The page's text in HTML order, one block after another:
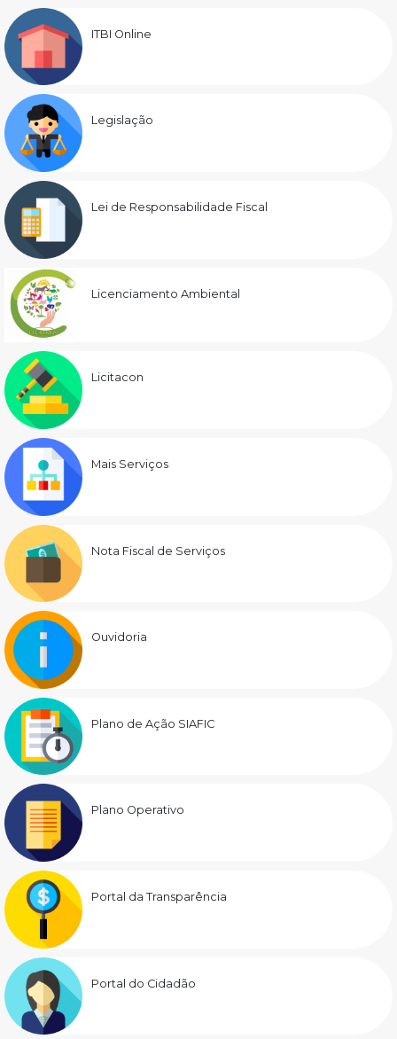
ITBI Online
Legislação
Lei de Responsabilidade Fiscal
Licenciamento Ambiental
Licitacon
Mais Serviços
Nota Fiscal de Serviços
Ouvidoria
Plano de Ação SIAFIC
Plano Operativo
Portal da Transparência
Portal do Cidadão